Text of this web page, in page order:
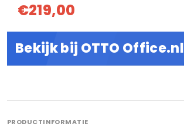
€219,00
Bekijk bij OTTO Office.nl
PRODUCTINFORMATIE